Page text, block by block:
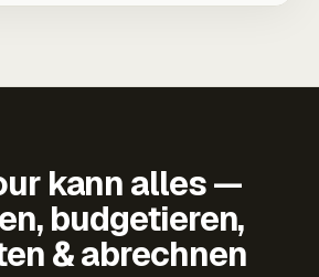
kann alles —
budgetieren,
& abrechnen